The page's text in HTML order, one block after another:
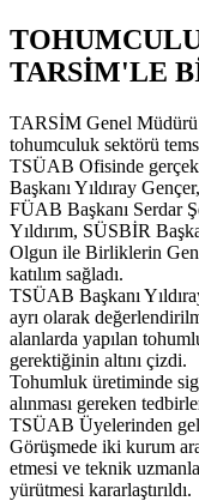
TARSİM'LE
TARSİM Genel
tohumculuk sektörü
TSÜAB Ofisinde
Başkanı Yıldıray
FÜAB Başkanı Serdar
Yıldırım, SÜSBİR
Olgun ile Birliklerin
katılım sağladı.
TSÜAB Başkanı
ayrı olarak
alanlarda yapılan
gerektiğinin altını çizdi.
Tohumluk üretiminde
alınması gereken
TSÜAB Üyelerinden
Görüşmede iki kurum
etmesi ve teknik
yürütmesi kararlaştırıldı.